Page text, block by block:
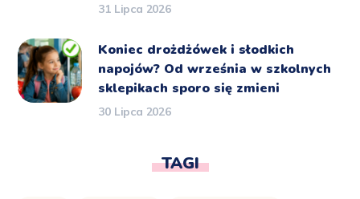
31 Lipca 2026
Koniec drożdżówek i słodkich
napojów? Od września w szkolnych
sklepikach sporo się zmieni
30 Lipca 2026
TAGI